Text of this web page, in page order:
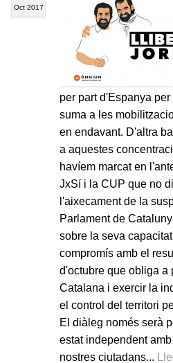
Oct 2017
per part d'Espanya
suma a les
en endavant. D'altra
a aquestes
havíem marcat en
JxSí i la CUP que no
l'aixecament de la
Parlament de
sobre la seva
compromís amb el
d'octubre que obliga a
Catalana i exercir la
el control del territori
El diàleg només serà
estat independent
nostres ciutadans...